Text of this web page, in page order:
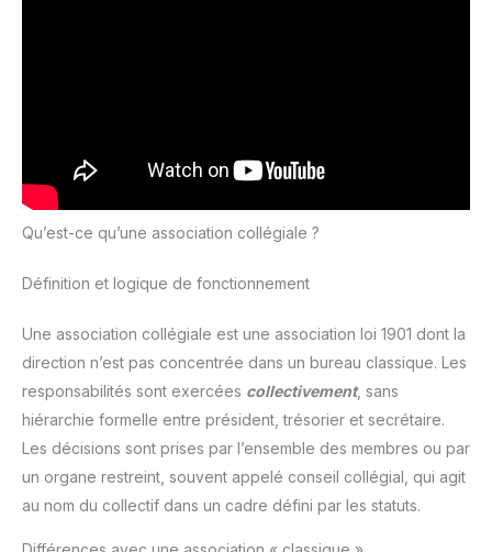
Qu’est-ce qu’une association collégiale ?
Définition et logique de fonctionnement
Une association collégiale est une association loi 1901 dont la
direction n’est pas concentrée dans un bureau classique. Les
responsabilités sont exercées collectivement, sans
hiérarchie formelle entre président, trésorier et secrétaire.
Les décisions sont prises par l’ensemble des membres ou par
un organe restreint, souvent appelé conseil collégial, qui agit
au nom du collectif dans un cadre défini par les statuts.